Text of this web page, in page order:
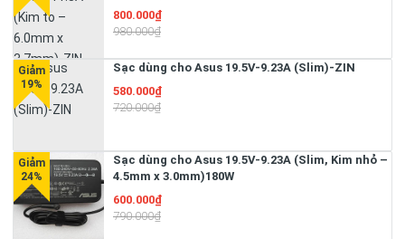
800.000₫
980.000₫
Sạc dùng cho Asus 19.5V-9.23A (Slim)-ZIN
580.000₫
720.000₫
Sạc dùng cho Asus 19.5V-9.23A (Slim, Kim nhỏ –
4.5mm x 3.0mm)180W
600.000₫
790.000₫